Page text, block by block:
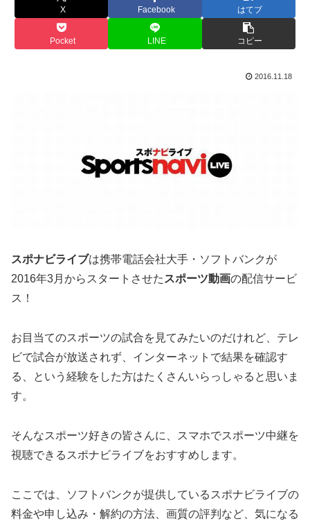
X Facebook はてブ
Pocket LINE コピー
2016.11.18
スポナビライブは携帯電話会社大手・ソフトバンクが
2016年3月からスタートさせた スポーツ動画の配信サービ
ス！
お目当てのスポーツの試合を見てみたいのだけれど、テレ
ビで試合が放送されず、インターネットで結果を確認す
る、という経験をした方はたくさんいらっしゃると思いま
す。
そんなスポーツ好きの皆さんに、スマホでスポーツ中継を
視聴できるスポナビライブをおすすめします。
ここでは、ソフトバンクが提供しているスポナビライブの
料金や申し込み・解約の方法、画質の評判など、気になる